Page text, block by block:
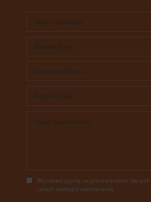
Wyrażam zgodę na przetwarzanie
celach realizacji zamówienia